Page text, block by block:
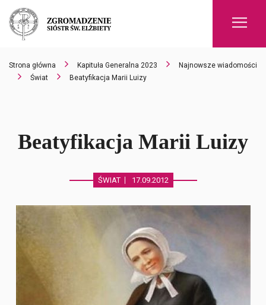
Strona główna Kapituła Generalna 2023
Najnowsze wiadomości
Świat
Beatyfikacja Marii Luizy
Beatyfikacja Marii Luizy
ŚWIAT 17.09.2012